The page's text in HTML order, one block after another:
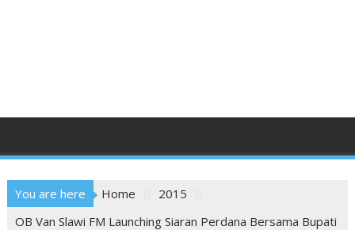
You are here Home
2015
OB Van Slawi FM Launching Siaran Perdana Bersama Bupati